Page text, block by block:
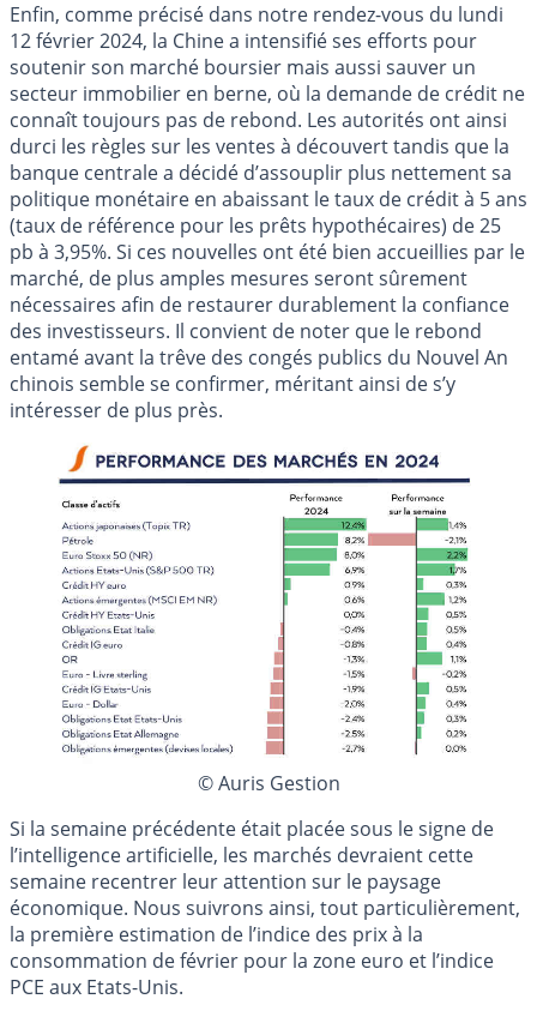
Enfin, comme précisé dans notre rendez-vous du lundi
12 février 2024, la Chine a intensifié ses efforts pour
soutenir son marché boursier mais aussi sauver un
secteur immobilier en berne, où la demande de crédit ne
connaît toujours pas de rebond. Les autorités ont ainsi
durci les règles sur les ventes à découvert tandis que la
banque centrale a décidé d’assouplir plus nettement sa
politique monétaire en abaissant le taux de crédit à 5 ans
(taux de référence pour les prêts hypothécaires) de 25
pb à 3,95%. Si ces nouvelles ont été bien accueillies par le
marché, de plus amples mesures seront sûrement
nécessaires afin de restaurer durablement la confiance
des investisseurs. Il convient de noter que le rebond
entamé avant la trêve des congés publics du Nouvel An
chinois semble se confirmer, méritant ainsi de s’y
intéresser de plus près.
© Auris Gestion
Si la semaine précédente était placée sous le signe de
l’intelligence artificielle, les marchés devraient cette
semaine recentrer leur attention sur le paysage
économique. Nous suivrons ainsi, tout particulièrement,
la première estimation de l’indice des prix à la
consommation de février pour la zone euro et l’indice
PCE aux Etats-Unis.